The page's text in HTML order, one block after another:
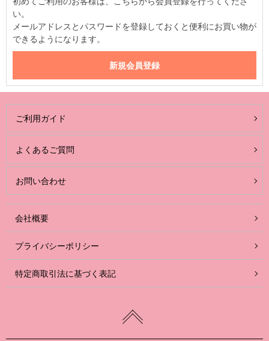
い。
メールアドレスとパスワードを登録しておくと便利にお買い物が
できるようになります。
ご利用ガイド
よくあるご質問
お問い合わせ
会社概要
プライバシーポリシー
特定商取引法に基づく表記